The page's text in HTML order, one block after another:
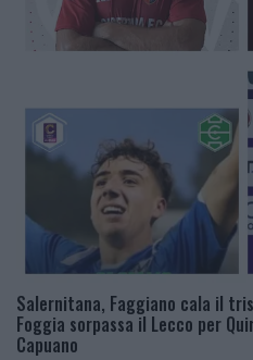
Salernitana, Faggiano cala il
Foggia sorpassa il Lecco per
Capuano